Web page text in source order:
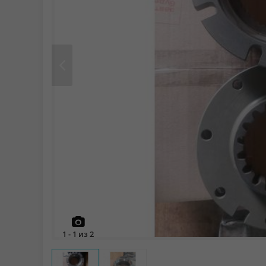
1 - 1 из 2